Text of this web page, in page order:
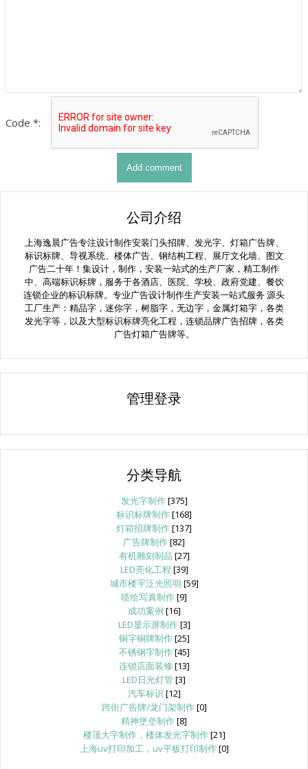
Code *:
公司介绍
上海逸晨广告专注设计制作安装门头招牌、发光字、灯箱广告牌、
标识标牌、导视系统、楼体广告、钢结构工程、展厅文化墙、图文
广告二十年！集设计，制作，安装一站式的生产厂家，精工制作
中、高端标识标牌，服务于各酒店、医院、学校、政府党建、餐饮
连锁企业的标识标牌。专业广告设计制作生产安装一站式服务 源头
工厂生产：精品字，迷你字，树脂字，无边字，金属灯箱字，各类
发光字等，以及大型标识标牌亮化工程，连锁品牌广告招牌，各类
广告灯箱广告牌等。
管理登录
分类导航
发光字制作[375]
标识标牌制作[168]
灯箱招牌制作[137]
广告牌制作[82]
有机雕刻制品 [27]
LED亮化工程 [39]
城市楼宇泛光照明 [59]
喷绘写真制作[9]
成功案例 [16]
LED显示屏制作[3]
铜字铜牌制作[25]
不锈钢字制作[45]
连锁店面装修 [13]
LED日光灯管[3]
汽车标识 [12]
跨街广告牌/龙门架制作[0]
精神堡垒制作[8]
楼顶大字制作，楼体发光字制作[21]
上海uv打印加工，uv平板打印制作[0]